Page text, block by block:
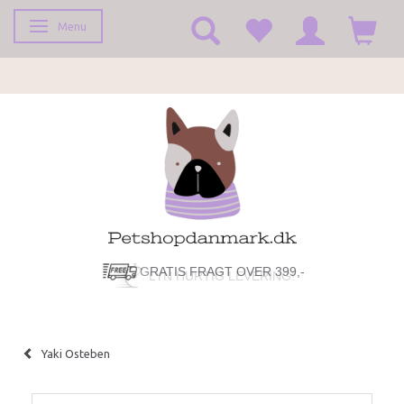
Toggle navigation
Menu
GRATIS FRAGT OVER 399,-
LYN HURTIG LEVERING!
Yaki Osteben